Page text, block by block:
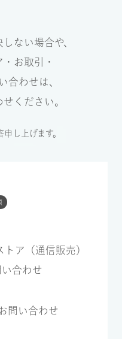
ない場合や、
お取引・
合わせは、
ください。
し上げます。
ア（通信販売）
合わせ
問い合わせ